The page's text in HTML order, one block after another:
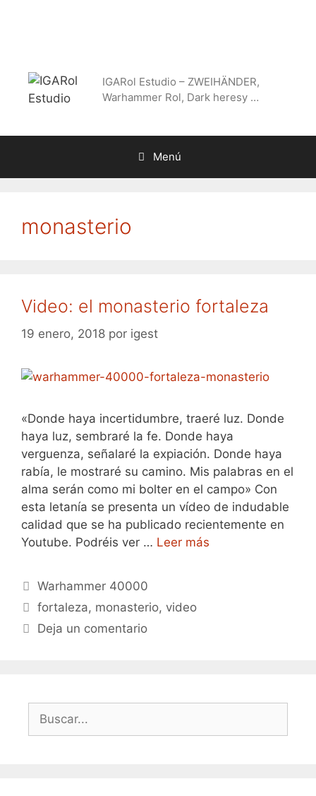
IGARol Estudio – ZWEIHÄNDER,
Warhammer Rol, Dark heresy …
Menú
monasterio
Video: el monasterio fortaleza
19 enero, 2018 por igest
«Donde haya incertidumbre, traeré luz. Donde
haya luz, sembraré la fe. Donde haya
verguenza, señalaré la expiación. Donde haya
rabía, le mostraré su camino. Mis palabras en el
alma serán como mi bolter en el campo» Con
esta letanía se presenta un vídeo de indudable
calidad que se ha publicado recientemente en
Youtube. Podréis ver … Leer más
Categorías
Warhammer 40000
Etiquetas
fortaleza, monasterio, video
Deja un comentario